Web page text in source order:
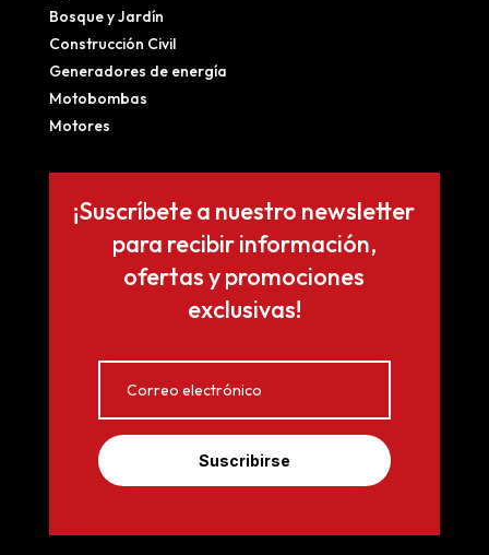
Bosque y Jardín
Construcción Civil
Generadores de energía
Motobombas
Motores
¡Suscríbete a nuestro newsletter
para recibir información,
ofertas y promociones
exclusivas!
Suscribirse